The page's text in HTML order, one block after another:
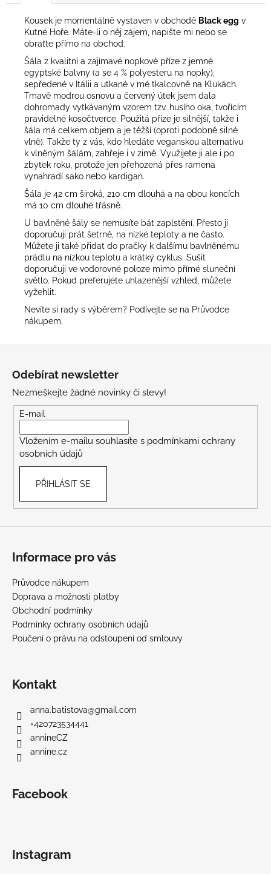
Kousek je momentálně vystaven v obchodě Black egg v
Kutné Hoře. Máte-li o něj zájem, napište mi nebo se
obraťte přímo na obchod.
Šála z kvalitní a zajímavé nopkové příze z jemné
egyptské balvny (a se 4 % polyesteru na nopky),
sepředené v Itálii a utkané v mé tkalcovně na Klukách.
Tmavě modrou osnovu a červený útek jsem dala
dohromady vytkávaným vzorem tzv. husího oka, tvořícím
pravidelné kosočtverce. Použitá příze je silnější, takže i
šála má celkem objem a je těžší (oproti podobně silné
vlně). Takže ty z vás, kdo hledáte veganskou alternativu
k vlněným šálám, zahřeje i v zimě. Využijete ji ale i po
zbytek roku, protože jen přehozená přes ramena
vynahradí sako nebo kardigan.
Šála je 42 cm široká, 210 cm dlouhá a na obou koncích
má 10 cm dlouhé třásně.
U bavlněné šály se nemusíte bát zaplstění. Přesto ji
doporučuji prát šetrně, na nízké teploty a ne často.
Můžete ji také přidat do pračky k dalšímu bavlněnému
prádlu na nízkou teplotu a krátký cyklus. Sušit
doporučuji ve vodorovné poloze mimo přímé sluneční
světlo. Pokud preferujete uhlazenější vzhled, můžete
vyžehlit.
Nevíte si rady s výběrem? Podívejte se na Průvodce
nákupem.
Odebírat newsletter
Nezmeškejte žádné novinky či slevy!
E-mail
Vložením e-mailu souhlasíte s podmínkami ochrany
osobních údajů
PŘIHLÁSIT SE
Informace pro vás
Průvodce nákupem
Doprava a možnosti platby
Obchodní podmínky
Podmínky ochrany osobních údajů
Poučení o právu na odstoupení od smlouvy
Kontakt
anna.batistova@gmail.com
+420723534441
annineCZ
annine.cz
Facebook
Instagram